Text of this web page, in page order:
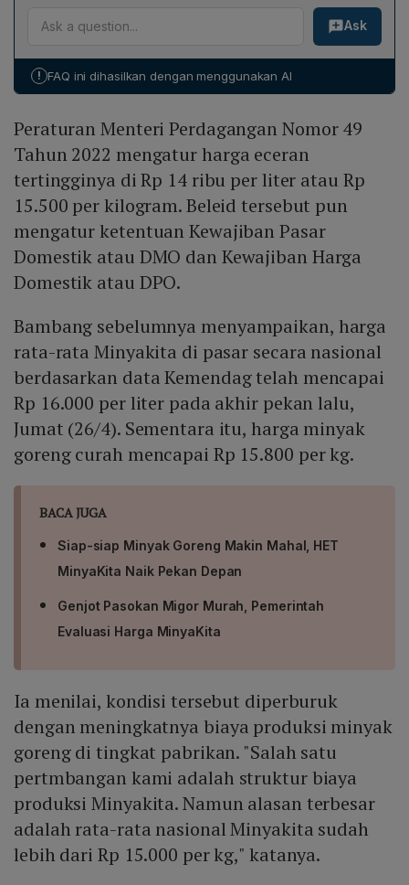
Tujuannya agar pelaku usaha tetap memperoleh margin
wajar sambil menyesuaikan dengan kenaikan biaya
bahan baku dan inflasi umum.
kewajiban distribusi dan penyerapan pasar domestik
berkaitan eksklusif dengan Minyakita. Hal ini
menandakan bahwa regulasi harga, kuota, dan kontrol
pasar yang diterapkan melalui DMO tidak berlaku bagi
minyak curah.
Dalam penetapan HET Minyakita, HPP dihitung
berdasarkan sepuluh komponen utama, di antaranya
harga Crude Palm Oil (CPO), ongkos angkut ke pabrik,
biaya distribusi ke titik penjualan, biaya tenaga kerja,
administrasi, serta margin keuntungan wajar. Semua
komponen ini dipertimbangkan secara bersamaan,
sehingga penetapan HET tidak dapat dilihat hanya dari
harga CPO semata.
Ask
! FAQ ini dihasilkan dengan menggunakan AI
Peraturan Menteri Perdagangan Nomor 49
Tahun 2022 mengatur harga eceran
tertingginya di Rp 14 ribu per liter atau Rp
15.500 per kilogram. Beleid tersebut pun
mengatur ketentuan Kewajiban Pasar
Domestik atau DMO dan Kewajiban Harga
Domestik atau DPO.
Bambang sebelumnya menyampaikan, harga
rata-rata Minyakita di pasar secara nasional
berdasarkan data Kemendag telah mencapai
Rp 16.000 per liter pada akhir pekan lalu,
Jumat (26/4). Sementara itu, harga minyak
goreng curah mencapai Rp 15.800 per kg.
BACA JUGA
Siap-siap Minyak Goreng Makin Mahal, HET
MinyaKita Naik Pekan Depan
Genjot Pasokan Migor Murah, Pemerintah
Evaluasi Harga MinyaKita
Ia menilai, kondisi tersebut diperburuk
dengan meningkatnya biaya produksi minyak
goreng di tingkat pabrikan. "Salah satu
pertmbangan kami adalah struktur biaya
produksi Minyakita. Namun alasan terbesar
adalah rata-rata nasional Minyakita sudah
lebih dari Rp 15.000 per kg," katanya.